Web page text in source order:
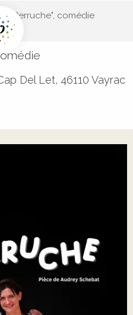
Perruche", comédie
Del Let, 46110 Vayrac